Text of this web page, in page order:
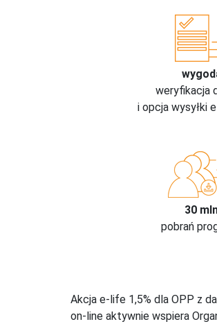
weryfikacja
i opcja wysyłki
30
pobrań
Akcja e-life 1,5% dla OPP z
on-line aktywnie wspiera